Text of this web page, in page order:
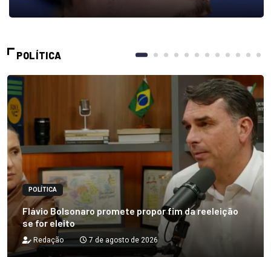
POLÍTICA
POLÍTICA
Flávio Bolsonaro promete propor fim da reeleição
se for eleito
Redação 7 de agosto de 2026